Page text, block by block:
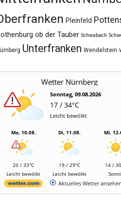
Pleinfeld
ob der Tauber Schwabach
Unterfranken Wendelstein
Wetter Nürnberg
Sonntag, 09.08.2026
17 / 34°C
Leicht bewölkt
Mo, 10.08.
20 / 33°C
Leicht bewölkt
Di, 11.08.
19 / 29°C
Leicht bewölkt
Mi,
14 /
Aktuelles Wetter ansehen